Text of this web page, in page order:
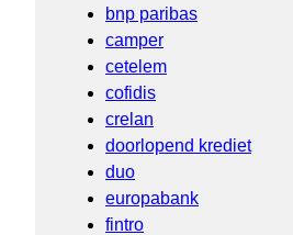
bnp paribas
camper
cetelem
cofidis
crelan
doorlopend krediet
duo
europabank
fintro